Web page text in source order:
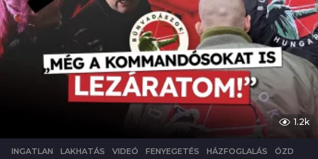
1.2k
INGATLAN ,LAKHATÁS ,VIDEÓ FENYEGETÉS ,HÁZFOGLALÁS ,ÓZD